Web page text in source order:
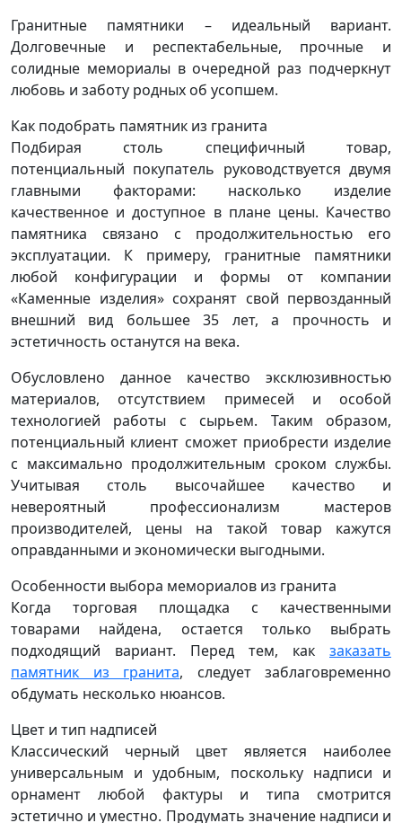
Гранитные памятники – идеальный вариант.
Долговечные и респектабельные, прочные и
солидные мемориалы в очередной раз подчеркнут
любовь и заботу родных об усопшем.
Как подобрать памятник из гранита
Подбирая столь специфичный товар,
потенциальный покупатель руководствуется двумя
главными факторами: насколько изделие
качественное и доступное в плане цены. Качество
памятника связано с продолжительностью его
эксплуатации. К примеру, гранитные памятники
любой конфигурации и формы от компании
«Каменные изделия» сохранят свой первозданный
внешний вид большее 35 лет, а прочность и
эстетичность останутся на века.
Обусловлено данное качество эксклюзивностью
материалов, отсутствием примесей и особой
технологией работы с сырьем. Таким образом,
потенциальный клиент сможет приобрести изделие
с максимально продолжительным сроком службы.
Учитывая столь высочайшее качество и
невероятный профессионализм мастеров
производителей, цены на такой товар кажутся
оправданными и экономически выгодными.
Особенности выбора мемориалов из гранита
Когда торговая площадка с качественными
товарами найдена, остается только выбрать
подходящий вариант. Перед тем, как заказать
памятник из гранита, следует заблаговременно
обдумать несколько нюансов.
Цвет и тип надписей
Классический черный цвет является наиболее
универсальным и удобным, поскольку надписи и
орнамент любой фактуры и типа смотрится
эстетично и уместно. Продумать значение надписи и